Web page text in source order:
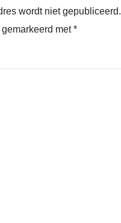
wordt niet gepubliceerd.
met*